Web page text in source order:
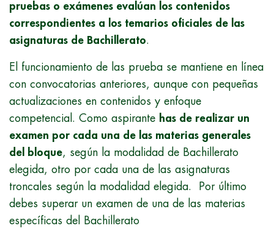
pruebas o exámenes evalúan los contenidos
correspondientes a los temarios oficiales de las
asignaturas de Bachillerato.
El funcionamiento de las prueba se mantiene en línea
con convocatorias anteriores, aunque con pequeñas
actualizaciones en contenidos y enfoque
competencial. Como aspirante has de realizar un
examen por cada una de las materias generales
del bloque, según la modalidad de Bachillerato
elegida, otro por cada una de las asignaturas
troncales según la modalidad elegida. Por último
debes superar un examen de una de las materias
específicas del Bachillerato